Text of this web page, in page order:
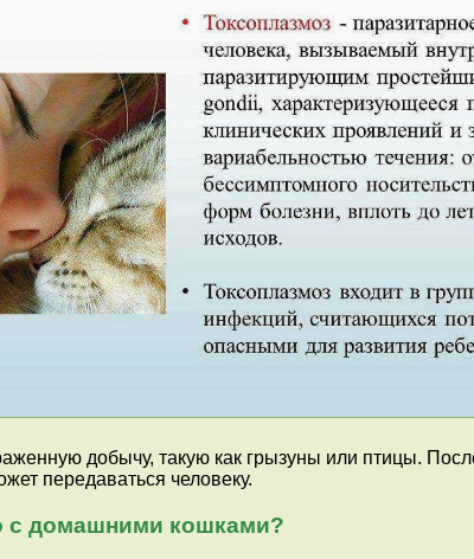
добычу, такую как грызуны или птицы.
передаваться человеку.
с домашними кошками?